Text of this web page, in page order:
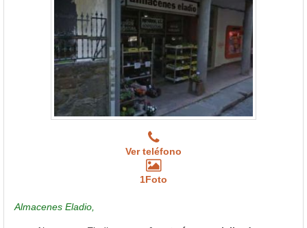
Ver teléfono
1Foto
Almacenes Eladio,